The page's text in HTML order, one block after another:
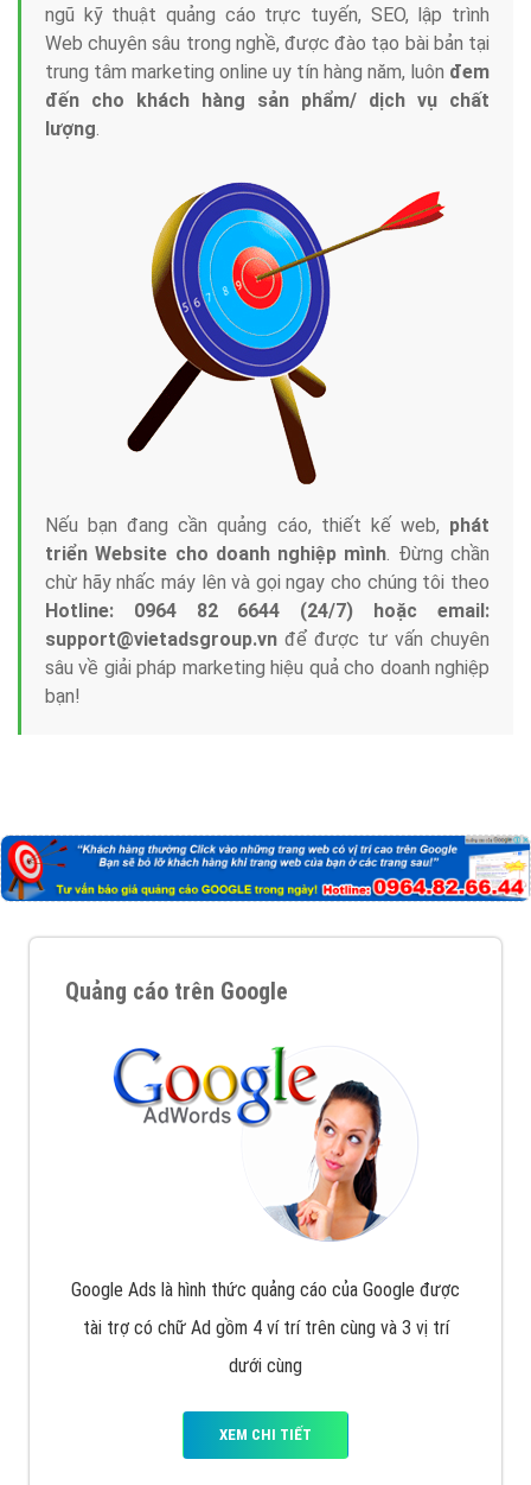
ngũ kỹ thuật quảng cáo trực tuyến, SEO, lập trình
Web chuyên sâu trong nghề, được đào tạo bài bản tại
trung tâm marketing online uy tín hàng năm, luôn đem
đến cho khách hàng sản phẩm/ dịch vụ chất
lượng.
Nếu bạn đang cần quảng cáo, thiết kế web, phát
triển Website cho doanh nghiệp mình. Đừng chần
chừ hãy nhấc máy lên và gọi ngay cho chúng tôi theo
Hotline: 0964 82 6644 (24/7) hoặc email:
support@vietadsgroup.vn để được tư vấn chuyên
sâu về giải pháp marketing hiệu quả cho doanh nghiệp
bạn!
Quảng cáo trên Google
Google Ads là hình thức quảng cáo của Google được
tài trợ có chữ Ad gồm 4 ví trí trên cùng và 3 vị trí
dưới cùng
XEM CHI TIẾT